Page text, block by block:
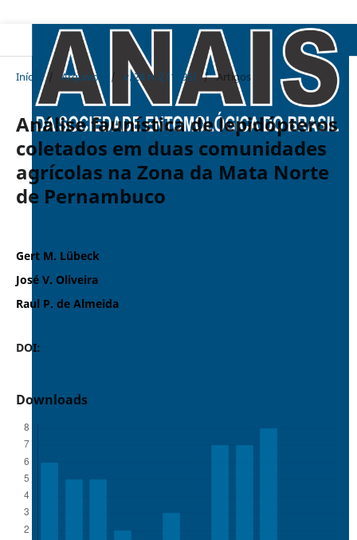
Início / Arquivos / v. 24 n. 2 (1995) / Artigos
Análise faunística de lepidópteros
coletados em duas comunidades
agrícolas na Zona da Mata Norte
de Pernambuco
Gert M. Lübeck
José V. Oliveira
Raul P. de Almeida
DOI:
Downloads